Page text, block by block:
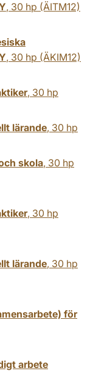
, 30 hp (ÄITM12)
, 30 hp (ÄKIM12)
, 30 hp
lärande, 30 hp
skola, 30 hp
, 30 hp
lärande, 30 hp
för
arbete